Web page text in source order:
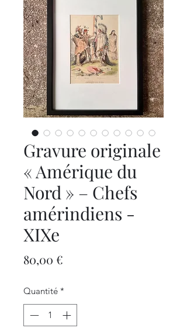
Gravure originale
« Amérique du
Nord » – Chefs
amérindiens -
XIXe
80,00 €
Quantité *